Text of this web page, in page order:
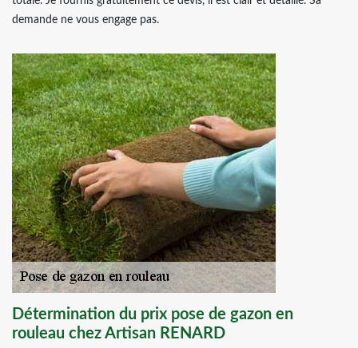
demande ne vous engage pas.
Détermination du prix pose de gazon en
rouleau chez Artisan RENARD